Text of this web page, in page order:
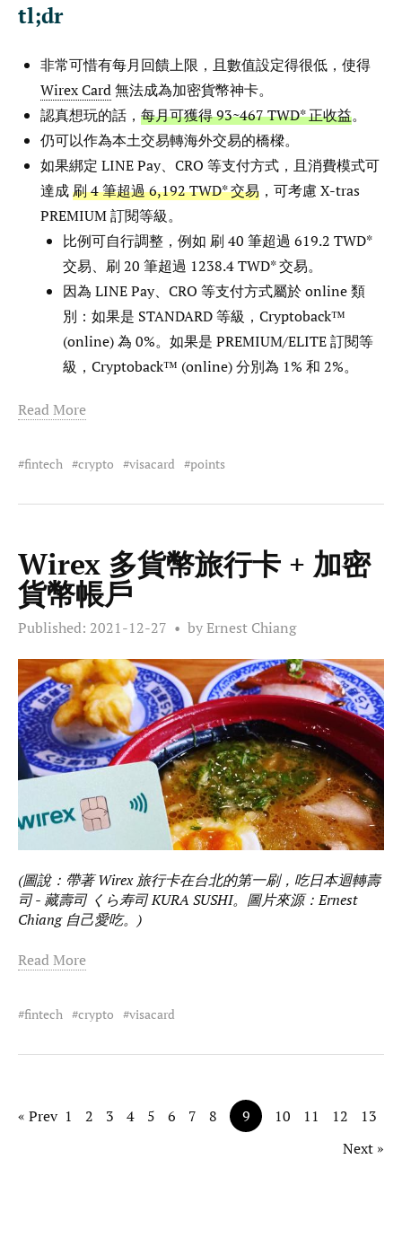
tl;dr
非常可惜有每月回饋上限，且數值設定得很低，使得
Wirex Card無法成為加密貨幣神卡。
認真想玩的話， 每月可獲得 93~467 TWD* 正收益。
仍可以作為本土交易轉海外交易的橋樑。
如果綁定 LINE Pay、CRO 等支付方式，且消費模式可
達成刷 4 筆超過 6,192 TWD* 交易 ，可考慮 X-tras
PREMIUM 訂閱等級。
比例可自行調整，例如 刷 40 筆超過 619.2 TWD*
交易、刷 20 筆超過 1238.4 TWD* 交易。
因為 LINE Pay、CRO 等支付方式屬於 online 類
別：如果是 STANDARD 等級，Cryptoback™
(online) 為 0%。如果是 PREMIUM/ELITE 訂閱等
級，Cryptoback™ (online) 分別為 1% 和 2%。
Read More
fintech crypto visacard points
Wirex 多貨幣旅行卡 + 加密
貨幣帳戶
Published: 2021-12-27 by Ernest Chiang
(圖說：帶著 Wirex 旅行卡在台北的第一刷，吃日本迴轉壽
司 - 藏壽司 くら寿司 KURA SUSHI。圖片來源：Ernest
Chiang 自己愛吃。)
Read More
fintech crypto visacard
« Prev 1 2 3 4 5 6 7 8 9 10 11 12
13
Next »